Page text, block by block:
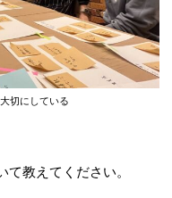
切にしている
て教えてください。